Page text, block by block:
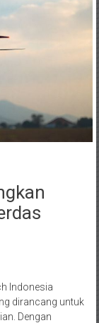
Indonesia
dirancang untuk
Dengan